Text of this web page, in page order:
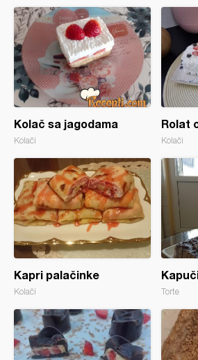
Kolač sa jagodama
Kolači
Rolat
Kolači
Kapri palačinke
Kolači Torte